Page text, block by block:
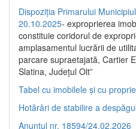
Dispoziția Primarului
20.10.2025- exproprierea
constituie coridorul de
amplasamentul lucrării de
parcare supraetajată, Cartier
Slatina, Județul Olt”
Tabel cu imobilele și cu
Hotărâri de stabilire a
Anunțul nr. 18594/24.02.2026